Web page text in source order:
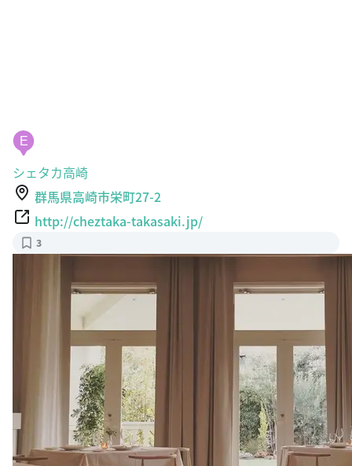
E
シェタカ高崎
群馬県高崎市栄町27-2
http://cheztaka-takasaki.jp/
3